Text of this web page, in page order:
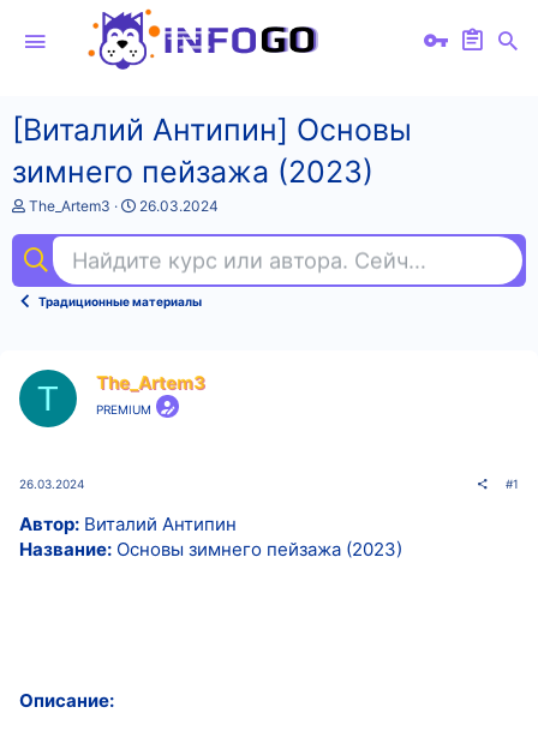
[Виталий Антипин] Основы
зимнего пейзажа (2023)
А
т
о
т
The_Artem3
Д
а
н
а
а
26.03.2024
Найдите курс или автора. Сейчас ищут
Традиционные материалы
T The_Artem3
PREMIUM
26.03.2024 #1
Автор: Виталий Антипин
Название: Основы зимнего пейзажа (2023)
Описание: